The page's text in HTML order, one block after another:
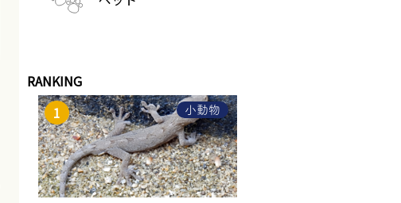
RANKING
小動物